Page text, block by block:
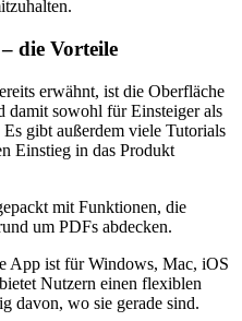
die Vorteile
erwähnt, ist die Oberfläche
damit sowohl für Einsteiger als
gibt außerdem viele Tutorials
Einstieg in das Produkt
mit Funktionen, die
um PDFs abdecken.
App ist für Windows, Mac, iOS
Nutzern einen flexiblen
davon, wo sie gerade sind.